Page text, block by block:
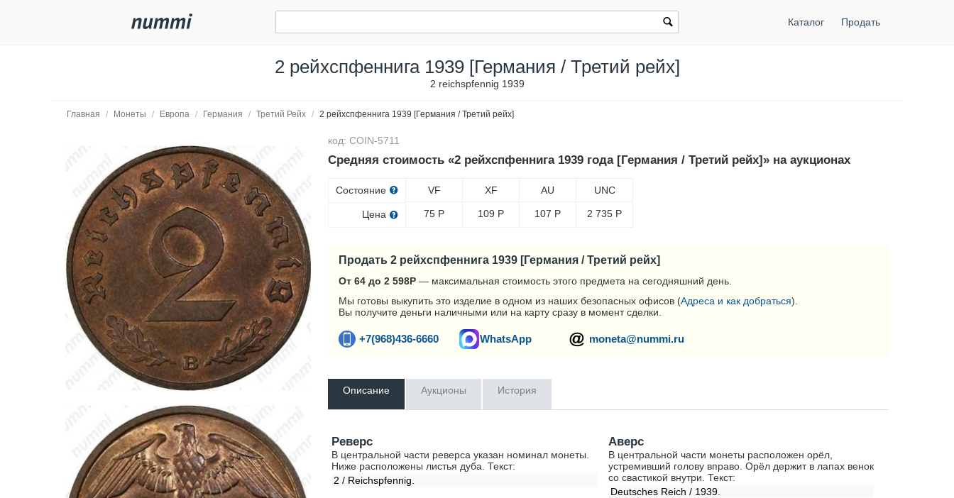
Каталог Продать
2 рейхспфеннига 1939 [Германия / Третий рейх]
2 reichspfennig 1939
Главная / Монеты / Европа / Германия / Третий Рейх / 2 рейхспфеннига 1939 [Германия / Третий рейх]
код: COIN-5711
Средняя стоимость «2 рейхспфеннига 1939 года [Германия / Третий рейх]» на аукционах
Состояние
Цена
VF
75 Р
XF
109 Р
AU
107 Р
UNC
2 735 Р
Продать 2 рейхспфеннига 1939 [Германия / Третий рейх]
От 64 до 2 598Р — максимальная стоимость этого предмета на сегодняшний день.
Мы готовы выкупить это изделие в одном из наших безопасных офисов (Адреса и как добраться).
Вы получите деньги наличными или на карту сразу в момент сделки.
+7(968)436-6660 WhatsApp moneta@nummi.ru
Описание Аукционы История
Реверс
В центральной части реверса указан номинал монеты.
Ниже расположены листья дуба. Текст:
2 / Reichspfennig.
Аверс
В центральной части монеты расположен орёл,
устремивший голову вправо. Орёл держит в лапах венок
со свастикой внутри. Текст:
Deutsches Reich / 1939.